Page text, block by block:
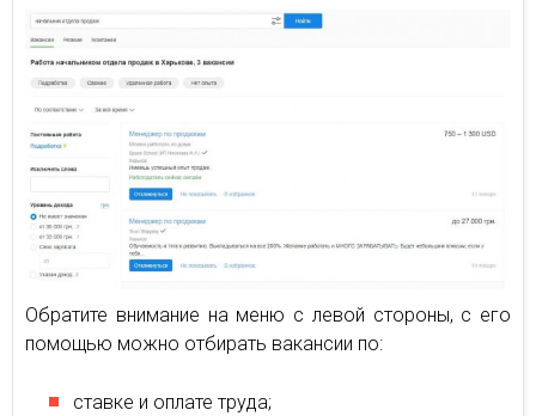
Обратите внимание на меню с левой стороны, с его
помощью можно отбирать вакансии по:
ставке и оплате труда;